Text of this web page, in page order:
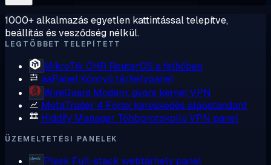
1000+ alkalmazás egyetlen kattintással telepítve,
beállítás és vesződség nélkül.
LEGTÖBBET TELEPÍTETT
MikroTik CHR RouterOS a felhőben
aaPanel Könnyű tárhelypanel
WireGuard Modern, gyors kernel VPN
MetaTrader 4 Forex kereskedés alapstandard
Hiddify Manager Többprotokollú VPN panel
ÜZEMELTETÉSI PANELEK
Plesk Full-stack webtárhely panel